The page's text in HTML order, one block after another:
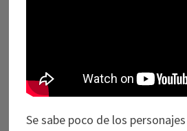
Se sabe poco de los